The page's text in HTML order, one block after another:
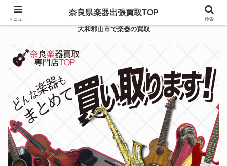
大和郡山市で楽器の買取
メニュー
奈良県楽器出張買取TOP
検索